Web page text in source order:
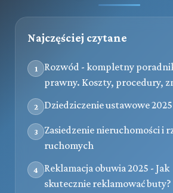
Najczęściej czytane
1
Rozwód - kompletny
prawny. Koszty, procedury,
2 Dziedziczenie ustawowe 2025
3
Zasiedzenie nieruchomości i
ruchomych
4
Reklamacja obuwia 2025 - Jak
skutecznie reklamować buty?